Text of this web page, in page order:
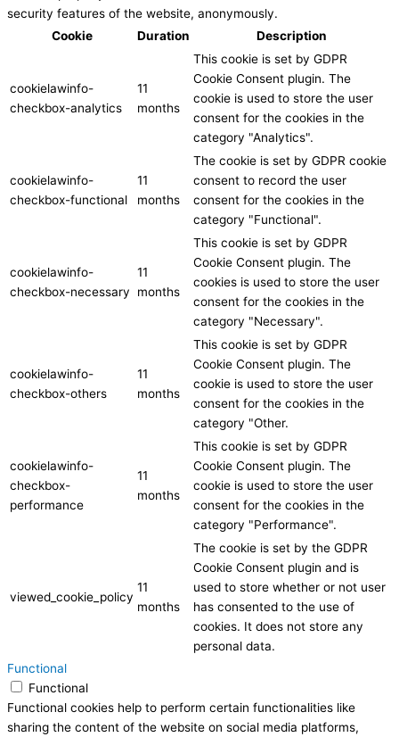
security features of the website, anonymously.
Cookie
Duration Description
cookielawinfo-
checkbox-analytics
11
months
This cookie is set by GDPR
Cookie Consent plugin. The
cookie is used to store the user
consent for the cookies in the
category "Analytics".
cookielawinfo-
checkbox-functional
11
months
The cookie is set by GDPR cookie
consent to record the user
consent for the cookies in the
category "Functional".
cookielawinfo-
checkbox-necessary
11
months
This cookie is set by GDPR
Cookie Consent plugin. The
cookies is used to store the user
consent for the cookies in the
category "Necessary".
cookielawinfo-
checkbox-others
11
months
This cookie is set by GDPR
Cookie Consent plugin. The
cookie is used to store the user
consent for the cookies in the
category "Other.
cookielawinfo-
checkbox-
performance
11
months
This cookie is set by GDPR
Cookie Consent plugin. The
cookie is used to store the user
consent for the cookies in the
category "Performance".
viewed_cookie_policy
11
months
The cookie is set by the GDPR
Cookie Consent plugin and is
used to store whether or not user
has consented to the use of
cookies. It does not store any
personal data.
Functional
Functional
Functional cookies help to perform certain functionalities like
sharing the content of the website on social media platforms,